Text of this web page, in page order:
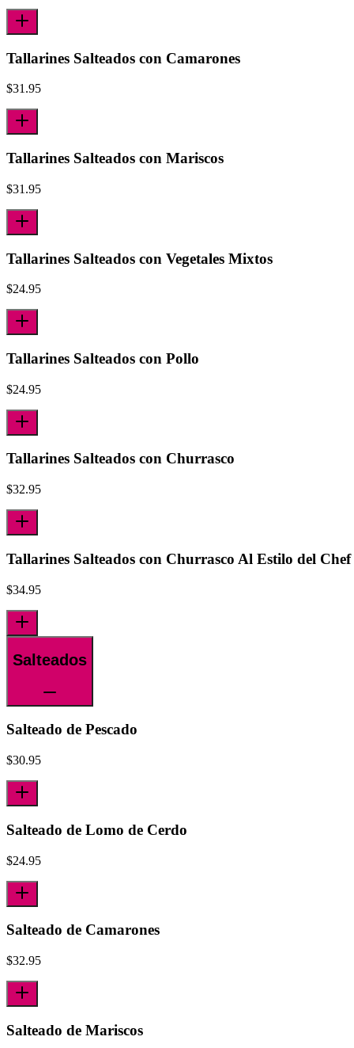
Tallarines Salteados con Camarones
$31.95
Tallarines Salteados con Mariscos
$31.95
Tallarines Salteados con Vegetales Mixtos
$24.95
Tallarines Salteados con Pollo
$24.95
Tallarines Salteados con Churrasco
$32.95
Tallarines Salteados con Churrasco Al Estilo del Chef
$34.95
Salteados
Salteado de Pescado
$30.95
Salteado de Lomo de Cerdo
$24.95
Salteado de Camarones
$32.95
Salteado de Mariscos